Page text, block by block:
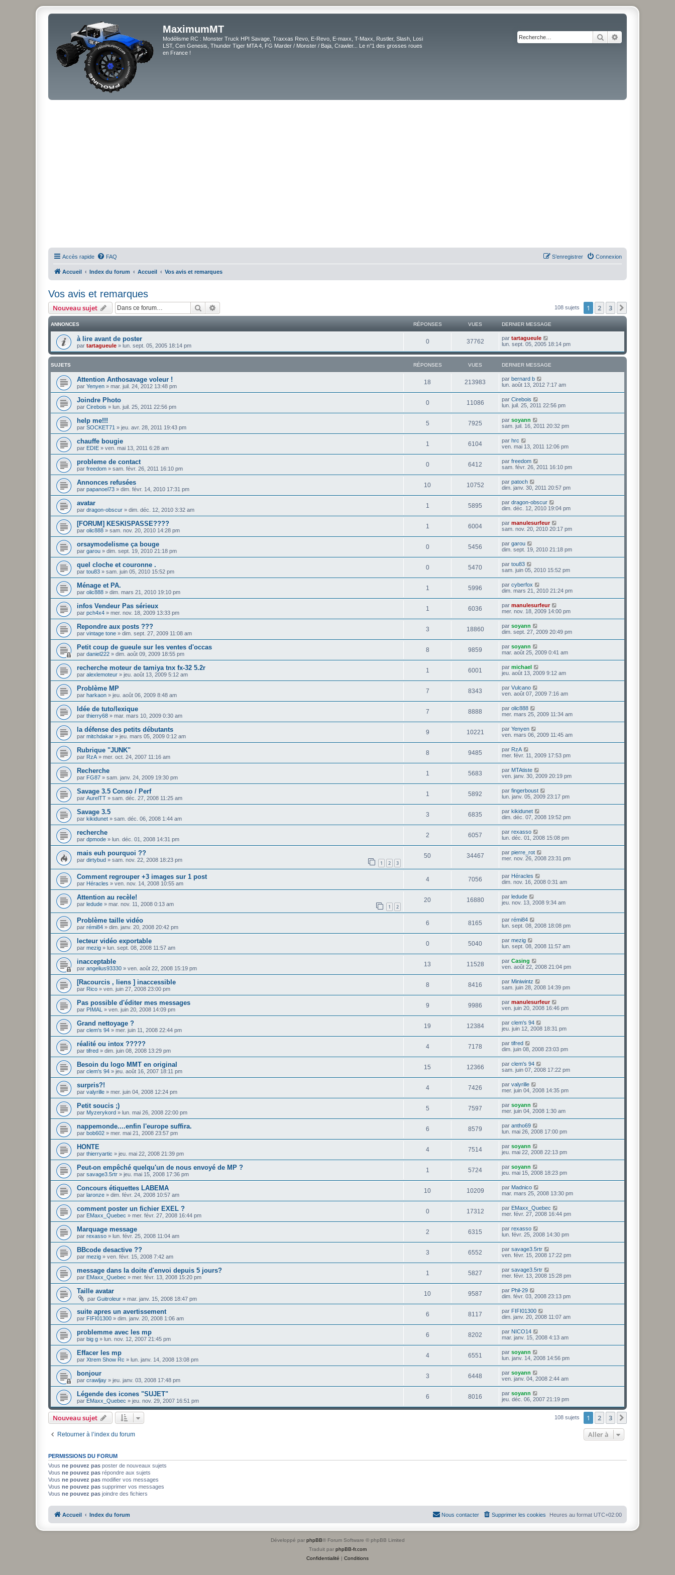
MaximumMT
Modélisme RC : Monster Truck HPI Savage, Traxxas Revo, E-Revo, E-maxx, T-Maxx, Rustler, Slash, Losi
LST, Cen Genesis, Thunder Tiger MTA 4, FG Marder / Monster / Baja, Crawler... Le n°1 des grosses roues
en France !
Rechercher
Accès rapide FAQ Connexion
S’enregistrer
Accueil Index du forum Accueil Vos avis et remarques
Vos avis et remarques
Nouveau sujet Rechercher 108 sujets 1 2 3
ANNONCES RÉPONSES VUES DERNIER MESSAGE
à lire avant de poster
par tartagueule » lun. sept. 05, 2005 18:14 pm
0 37762 par tartagueule
lun. sept. 05, 2005 18:14 pm
SUJETS RÉPONSES VUES DERNIER MESSAGE
Attention Anthosavage voleur !
par Yenyen » mar. juil. 24, 2012 13:48 pm
18 213983 par bernard b
lun. août 13, 2012 7:17 am
Joindre Photo
par Cirebois » lun. juil. 25, 2011 22:56 pm
0 11086 par Cirebois
lun. juil. 25, 2011 22:56 pm
help me!!!
par SOCKET71 » jeu. avr. 28, 2011 19:43 pm
5 7925 par soyann
sam. juil. 16, 2011 20:32 pm
chauffe bougie
par EDIE » ven. mai 13, 2011 6:28 am
1 6104 par hrc
ven. mai 13, 2011 12:06 pm
probleme de contact
par freedom » sam. févr. 26, 2011 16:10 pm
0 6412 par freedom
sam. févr. 26, 2011 16:10 pm
Annonces refusées
par papanoel73 » dim. févr. 14, 2010 17:31 pm
10 10752 par patoch
dim. janv. 30, 2011 20:57 pm
avatar
par dragon-obscur » dim. déc. 12, 2010 3:32 am
1 5895 par dragon-obscur
dim. déc. 12, 2010 19:04 pm
[FORUM] KESKISPASSE????
par olic888 » sam. nov. 20, 2010 14:28 pm
1 6004 par manulesurfeur
sam. nov. 20, 2010 20:17 pm
orsaymodelisme ça bouge
par garou » dim. sept. 19, 2010 21:18 pm
0 5456 par garou
dim. sept. 19, 2010 21:18 pm
quel cloche et couronne .
par tou83 » sam. juin 05, 2010 15:52 pm
0 5470 par tou83
sam. juin 05, 2010 15:52 pm
Ménage et PA.
par olic888 » dim. mars 21, 2010 19:10 pm
1 5996 par cyberfox
dim. mars 21, 2010 21:24 pm
infos Vendeur Pas sérieux
par pch4x4 » mer. nov. 18, 2009 13:33 pm
1 6036 par manulesurfeur
mer. nov. 18, 2009 14:00 pm
Repondre aux posts ???
par vintage tone » dim. sept. 27, 2009 11:08 am
3 18860 par soyann
dim. sept. 27, 2009 20:49 pm
Petit coup de gueule sur les ventes d'occas
par daniel222 » dim. août 09, 2009 18:55 pm
8 9859 par soyann
mar. août 25, 2009 0:41 am
recherche moteur de tamiya tnx fx-32 5.2r
par alexlemoteur » jeu. août 13, 2009 5:12 am
1 6001 par michael
jeu. août 13, 2009 9:12 am
Problème MP
par harkaon » jeu. août 06, 2009 8:48 am
7 8343 par Vulcano
ven. août 07, 2009 7:16 am
Idée de tuto/lexique
par thierry68 » mar. mars 10, 2009 0:30 am
7 8888 par olic888
mer. mars 25, 2009 11:34 am
la défense des petits débutants
par mitchdakar » jeu. mars 05, 2009 0:12 am
9 10221 par Yenyen
ven. mars 06, 2009 11:45 am
Rubrique "JUNK"
par RzA » mer. oct. 24, 2007 11:16 am
8 9485 par RzA
mer. févr. 11, 2009 17:53 pm
Recherche
par FG87 » sam. janv. 24, 2009 19:30 pm
1 5683 par MTAtiste
ven. janv. 30, 2009 20:19 pm
Savage 3.5 Conso / Perf
par AurelTT » sam. déc. 27, 2008 11:25 am
1 5892 par fingerboust
lun. janv. 05, 2009 23:17 pm
Savage 3.5
par kikidunet » sam. déc. 06, 2008 1:44 am
3 6835 par kikidunet
dim. déc. 07, 2008 19:52 pm
recherche
par dpmode » lun. déc. 01, 2008 14:31 pm
2 6057 par rexasso
lun. déc. 01, 2008 15:08 pm
mais euh pourquoi ??
par dirtybud » sam. nov. 22, 2008 18:23 pm 1 2 3
50 34467 par pierre_rot
mer. nov. 26, 2008 23:31 pm
Comment regrouper +3 images sur 1 post
par Héracles » ven. nov. 14, 2008 10:55 am
4 7056 par Héracles
dim. nov. 16, 2008 0:31 am
Attention au recèle!
par ledude » mar. nov. 11, 2008 0:13 am 1 2
20 16880 par ledude
jeu. nov. 13, 2008 9:34 am
Problème taille vidéo
par rémi84 » dim. janv. 20, 2008 20:42 pm
6 8165 par rémi84
lun. sept. 08, 2008 18:08 pm
lecteur vidéo exportable
par mezig » lun. sept. 08, 2008 11:57 am
0 5040 par mezig
lun. sept. 08, 2008 11:57 am
inacceptable
par angelius93330 » ven. août 22, 2008 15:19 pm
13 11528 par Casing
ven. août 22, 2008 21:04 pm
[Racourcis , liens ] inaccessible
par Rico » ven. juin 27, 2008 23:00 pm
8 8416 par Miniwintz
sam. juin 28, 2008 14:39 pm
Pas possible d'éditer mes messages
par PIMAL » ven. juin 20, 2008 14:09 pm
9 9986 par manulesurfeur
ven. juin 20, 2008 16:46 pm
Grand nettoyage ?
par clem's 94 » mer. juin 11, 2008 22:44 pm
19 12384 par clem's 94
jeu. juin 12, 2008 18:31 pm
réalité ou intox ?????
par tifred » dim. juin 08, 2008 13:29 pm
4 7178 par tifred
dim. juin 08, 2008 23:03 pm
Besoin du logo MMT en original
par clem's 94 » jeu. août 16, 2007 18:11 pm
15 12366 par clem's 94
sam. juin 07, 2008 17:22 pm
surpris?!
par valyrille » mer. juin 04, 2008 12:24 pm
4 7426 par valyrille
mer. juin 04, 2008 14:35 pm
Petit soucis ;)
par Myzerykord » lun. mai 26, 2008 22:00 pm
5 7597 par soyann
mer. juin 04, 2008 1:30 am
nappemonde....enfin l'europe suffira.
par bob602 » mer. mai 21, 2008 23:57 pm
6 8579 par antho69
lun. mai 26, 2008 17:00 pm
HONTE
par thierryartic » jeu. mai 22, 2008 21:39 pm
4 7514 par soyann
jeu. mai 22, 2008 22:13 pm
Peut-on empêché quelqu'un de nous envoyé de MP ?
par savage3.5rtr » jeu. mai 15, 2008 17:36 pm
1 5724 par soyann
jeu. mai 15, 2008 18:23 pm
Concours étiquettes LABEMA
par laronze » dim. févr. 24, 2008 10:57 am
10 10209 par Madnico
mar. mars 25, 2008 13:30 pm
comment poster un fichier EXEL ?
par EMaxx_Quebec » mer. févr. 27, 2008 16:44 pm
0 17312 par EMaxx_Quebec
mer. févr. 27, 2008 16:44 pm
Marquage message
par rexasso » lun. févr. 25, 2008 11:04 am
2 6315 par rexasso
lun. févr. 25, 2008 14:30 pm
BBcode desactive ??
par mezig » ven. févr. 15, 2008 7:42 am
3 6552 par savage3.5rtr
ven. févr. 15, 2008 17:22 pm
message dans la doite d'envoi depuis 5 jours?
par EMaxx_Quebec » mer. févr. 13, 2008 15:20 pm
1 5827 par savage3.5rtr
mer. févr. 13, 2008 15:28 pm
Taille avatar
par Guitroleur » mar. janv. 15, 2008 18:47 pm
10 9587 par Phil-29
dim. févr. 03, 2008 23:13 pm
suite apres un avertissement
par FIFI01300 » dim. janv. 20, 2008 1:06 am
6 8117 par FIFI01300
dim. janv. 20, 2008 11:07 am
problemme avec les mp
par big g » lun. nov. 12, 2007 21:45 pm
6 8202 par NICO14
mar. janv. 15, 2008 4:13 am
Effacer les mp
par Xtrem Show Rc » lun. janv. 14, 2008 13:08 pm
4 6551 par soyann
lun. janv. 14, 2008 14:56 pm
bonjour
par crawljay » jeu. janv. 03, 2008 17:48 pm
3 6448 par soyann
ven. janv. 04, 2008 2:44 am
Légende des icones "SUJET"
par EMaxx_Quebec » jeu. nov. 29, 2007 16:51 pm
6 8016 par soyann
jeu. déc. 06, 2007 21:19 pm
Nouveau sujet 108 sujets 1 2 3
Retourner à l’index du forum Aller à
PERMISSIONS DU FORUM
Vous ne pouvez pas poster de nouveaux sujets
Vous ne pouvez pas répondre aux sujets
Vous ne pouvez pas modifier vos messages
Vous ne pouvez pas supprimer vos messages
Vous ne pouvez pas joindre des fichiers
Accueil Index du forum Heures au format UTC+02:00
Supprimer les cookies
Nous contacter
Développé par phpBB® Forum Software © phpBB Limited
Traduit par phpBB-fr.com
Confidentialité | Conditions